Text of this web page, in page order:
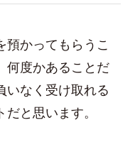
預かってもらうこ
何度かあることだ
いなく受け取れる
と思います。